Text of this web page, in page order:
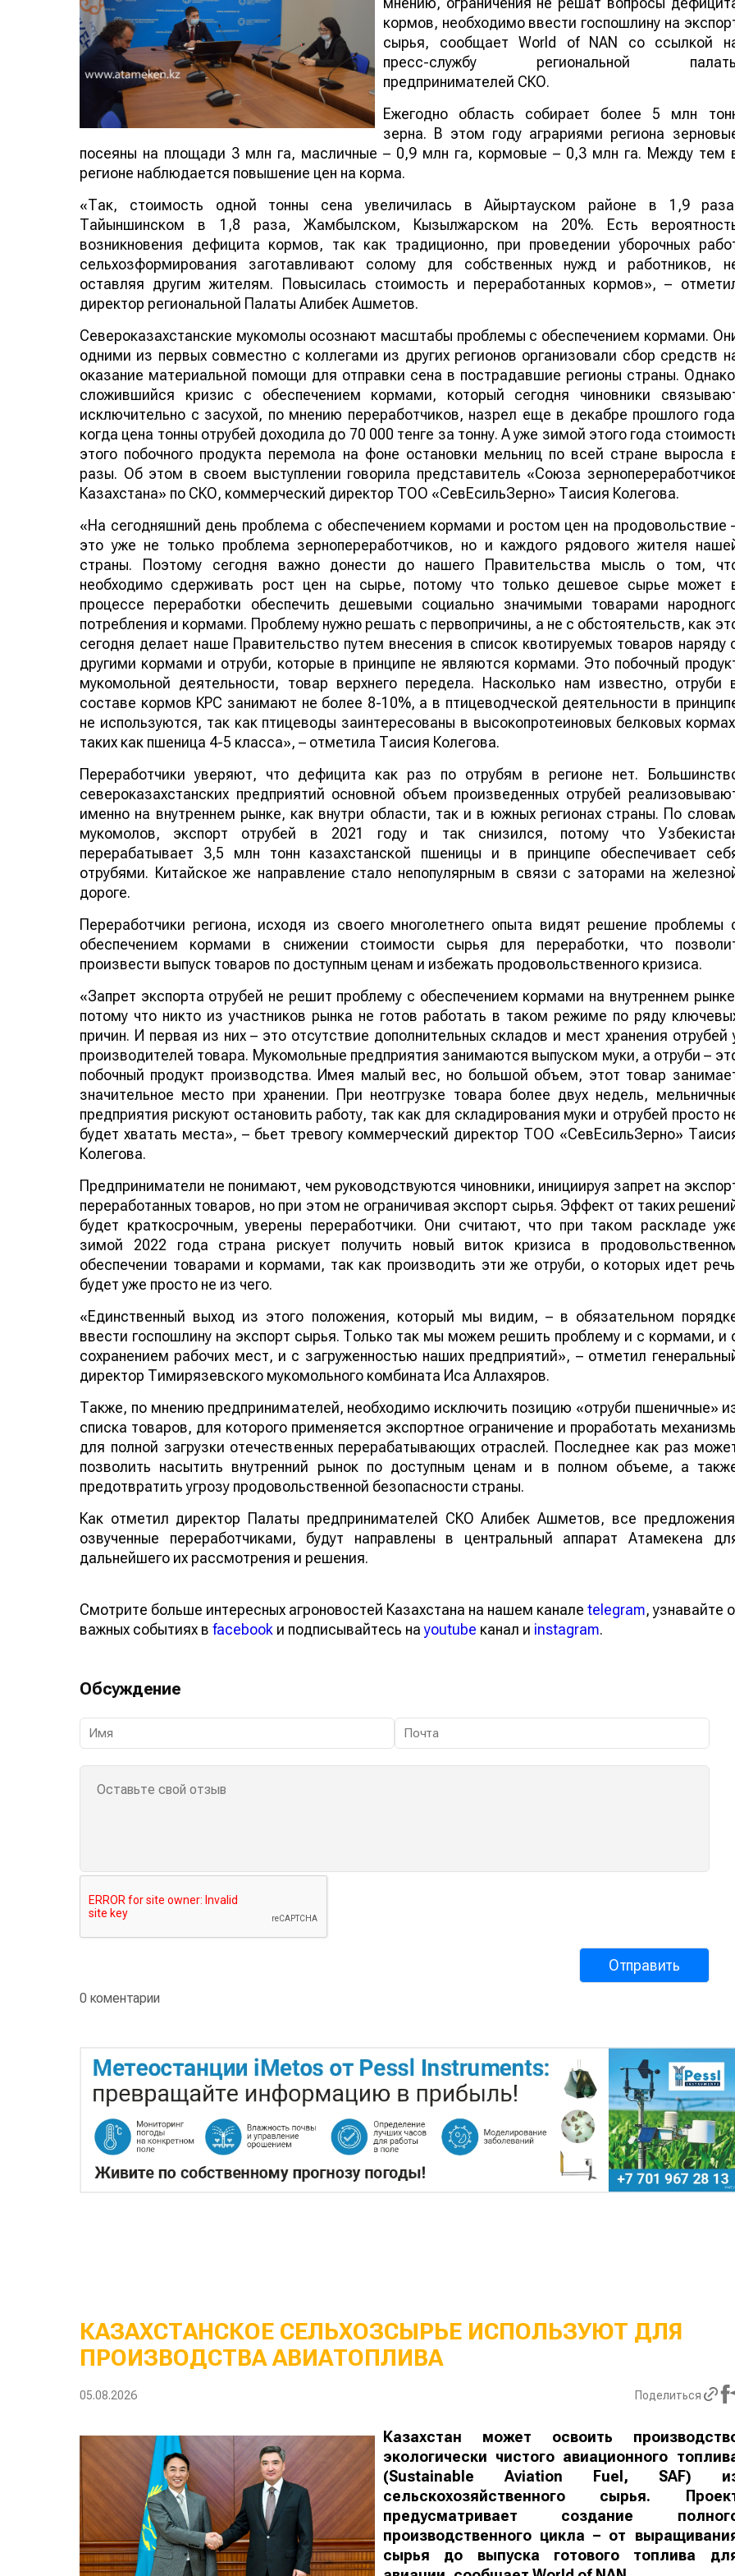
кормов, необходимо ввести госпошлину на
сырья, сообщает World of NAN со ссылкой
пресс-службу региональной
предпринимателей СКО.
Ежегодно область собирает более 5 млн
зерна. В этом году аграриями региона
посеяны на площади 3 млн га, масличные – 0,9 млн га, кормовые – 0,3 млн га. Между тем
регионе наблюдается повышение цен на корма.
«Так, стоимость одной тонны сена увеличилась в Айыртауском районе в 1,9
Тайыншинском в 1,8 раза, Жамбылском, Кызылжарском на 20%. Есть
возникновения дефицита кормов, так как традиционно, при проведении уборочных
сельхозформирования заготавливают солому для собственных нужд и работников,
оставляя другим жителям. Повысилась стоимость и переработанных кормов», –
директор региональной Палаты Алибек Ашметов.
Североказахстанские мукомолы осознают масштабы проблемы с обеспечением кормами.
одними из первых совместно с коллегами из других регионов организовали сбор средств
оказание материальной помощи для отправки сена в пострадавшие регионы страны.
сложившийся кризис с обеспечением кормами, который сегодня чиновники
исключительно с засухой, по мнению переработчиков, назрел еще в декабре прошлого
когда цена тонны отрубей доходила до 70 000 тенге за тонну. А уже зимой этого года
этого побочного продукта перемола на фоне остановки мельниц по всей стране выросла
разы. Об этом в своем выступлении говорила представитель «Союза
Казахстана» по СКО, коммерческий директор ТОО «СевЕсильЗерно» Таисия Колегова.
«На сегодняшний день проблема с обеспечением кормами и ростом цен на продовольствие
это уже не только проблема зернопереработчиков, но и каждого рядового жителя
страны. Поэтому сегодня важно донести до нашего Правительства мысль о том,
необходимо сдерживать рост цен на сырье, потому что только дешевое сырье может
процессе переработки обеспечить дешевыми социально значимыми товарами
потребления и кормами. Проблему нужно решать с первопричины, а не с обстоятельств, как
сегодня делает наше Правительство путем внесения в список квотируемых товаров наряду
другими кормами и отруби, которые в принципе не являются кормами. Это побочный
мукомольной деятельности, товар верхнего передела. Насколько нам известно, отруби
составе кормов КРС занимают не более 8-10%, а в птицеводческой деятельности в
не используются, так как птицеводы заинтересованы в высокопротеиновых белковых
таких как пшеница 4-5 класса», – отметила Таисия Колегова.
Переработчики уверяют, что дефицита как раз по отрубям в регионе нет.
североказахстанских предприятий основной объем произведенных отрубей
именно на внутреннем рынке, как внутри области, так и в южных регионах страны. По
мукомолов, экспорт отрубей в 2021 году и так снизился, потому что
перерабатывает 3,5 млн тонн казахстанской пшеницы и в принципе обеспечивает
отрубями. Китайское же направление стало непопулярным в связи с заторами на
дороге.
Переработчики региона, исходя из своего многолетнего опыта видят решение проблемы
обеспечением кормами в снижении стоимости сырья для переработки, что
произвести выпуск товаров по доступным ценам и избежать продовольственного кризиса.
«Запрет экспорта отрубей не решит проблему с обеспечением кормами на внутреннем
потому что никто из участников рынка не готов работать в таком режиме по ряду
причин. И первая из них – это отсутствие дополнительных складов и мест хранения отрубей
производителей товара. Мукомольные предприятия занимаются выпуском муки, а отруби –
побочный продукт производства. Имея малый вес, но большой объем, этот товар
значительное место при хранении. При неотгрузке товара более двух недель,
предприятия рискуют остановить работу, так как для складирования муки и отрубей просто
будет хватать места», – бьет тревогу коммерческий директор ТОО «СевЕсильЗерно»
Колегова.
Предприниматели не понимают, чем руководствуются чиновники, инициируя запрет на
переработанных товаров, но при этом не ограничивая экспорт сырья. Эффект от таких
будет краткосрочным, уверены переработчики. Они считают, что при таком раскладе
зимой 2022 года страна рискует получить новый виток кризиса в
обеспечении товарами и кормами, так как производить эти же отруби, о которых идет
будет уже просто не из чего.
«Единственный выход из этого положения, который мы видим, – в обязательном
ввести госпошлину на экспорт сырья. Только так мы можем решить проблему и с кормами, и
сохранением рабочих мест, и с загруженностью наших предприятий», – отметил
директор Тимирязевского мукомольного комбината Иса Аллахяров.
Также, по мнению предпринимателей, необходимо исключить позицию «отруби пшеничные»
списка товаров, для которого применяется экспортное ограничение и проработать
для полной загрузки отечественных перерабатывающих отраслей. Последнее как раз
позволить насытить внутренний рынок по доступным ценам и в полном объеме, а
предотвратить угрозу продовольственной безопасности страны.
Как отметил директор Палаты предпринимателей СКО Алибек Ашметов, все
озвученные переработчиками, будут направлены в центральный аппарат Атамекена
дальнейшего их рассмотрения и решения.
Смотрите больше интересных агроновостей Казахстана на нашем канале telegram, узнавайте о
важных событиях в facebook и подписывайтесь наyoutube канал и instagram.
Обсуждение
0 коментарии
КАЗАХСТАНСКОЕ СЕЛЬХОЗСЫРЬЕ ИСПОЛЬЗУЮТ ДЛЯ
ПРОИЗВОДСТВА АВИАТОПЛИВА
05.08.2026 Поделиться
Казахстан может освоить
экологически чистого авиационного
(Sustainable Aviation Fuel, SAF)
сельскохозяйственного сырья.
предусматривает создание
производственного цикла – от
сырья до выпуска готового топлива